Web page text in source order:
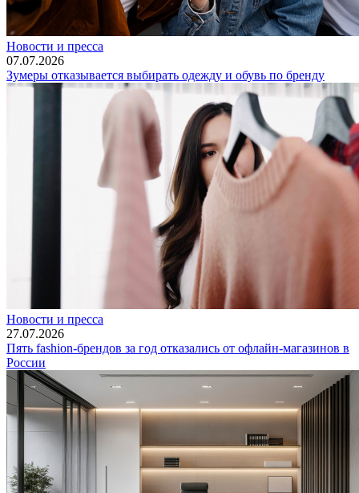
Новости и пресса
07.07.2026
Зумеры отказывается выбирать одежду и обувь по бренду
Новости и пресса
27.07.2026
Пять fashion-брендов за год отказались от офлайн-магазинов в
России